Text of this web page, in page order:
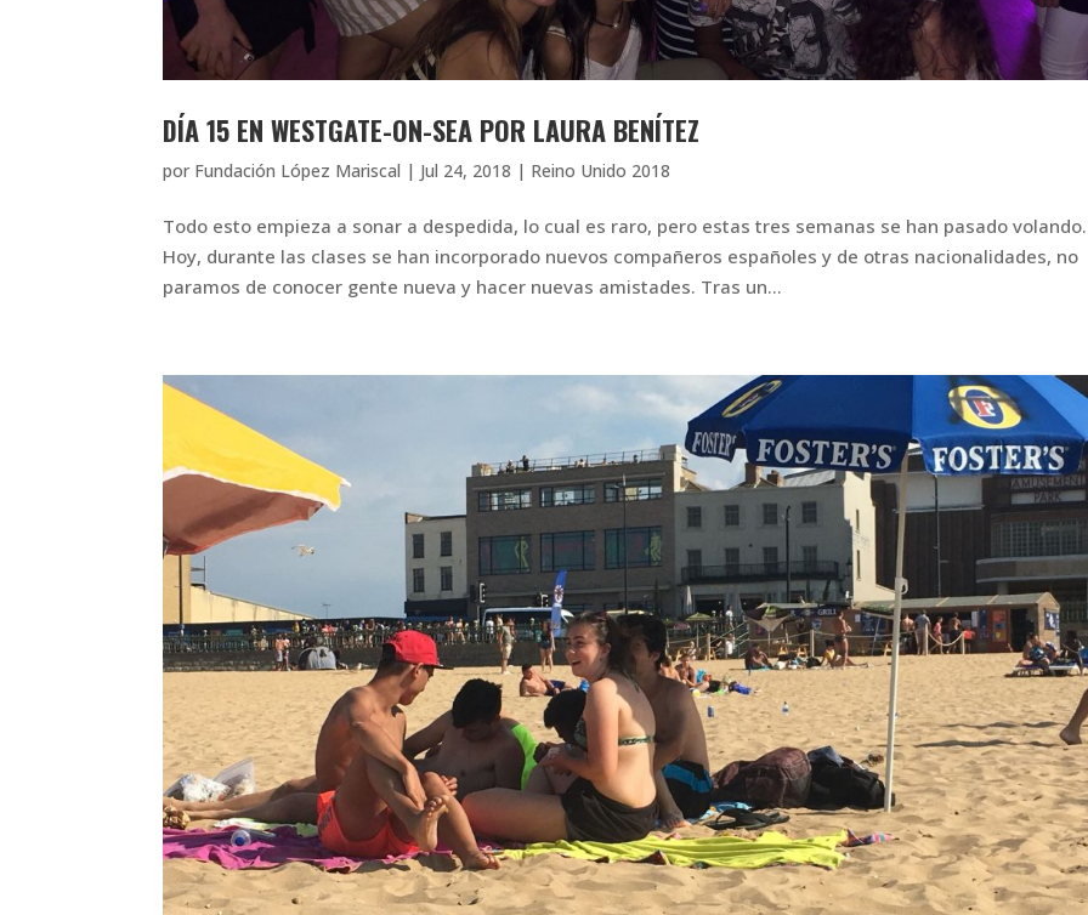
DÍA 15 EN WESTGATE-ON-SEA POR LAURA BENÍTEZ
por Fundación López Mariscal | Jul 24, 2018 | Reino Unido 2018
Todo esto empieza a sonar a despedida, lo cual es raro, pero estas tres semanas se han pasado volando.
Hoy, durante las clases se han incorporado nuevos compañeros españoles y de otras nacionalidades, no
paramos de conocer gente nueva y hacer nuevas amistades. Tras un...